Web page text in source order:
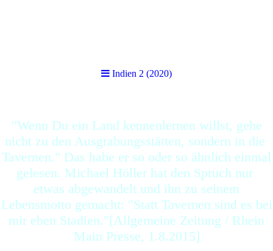
Indien 2 (2020)
"Wenn Du ein Land kennenlernen willst, gehe
nicht zu den Ausgrabungsstätten, sondern in die
Tavernen." Das habe er so oder so ähnlich einmal
gelesen. Michael Höller hat den Spruch nur
etwas abgewandelt und ihn zu seinem
Lebensmotto gemacht: "Statt Tavernen sind es bei
mir eben Stadien."[Allgemeine Zeitung / Rhein
Main Presse, 1.8.2015]
Indien 2 (2020)